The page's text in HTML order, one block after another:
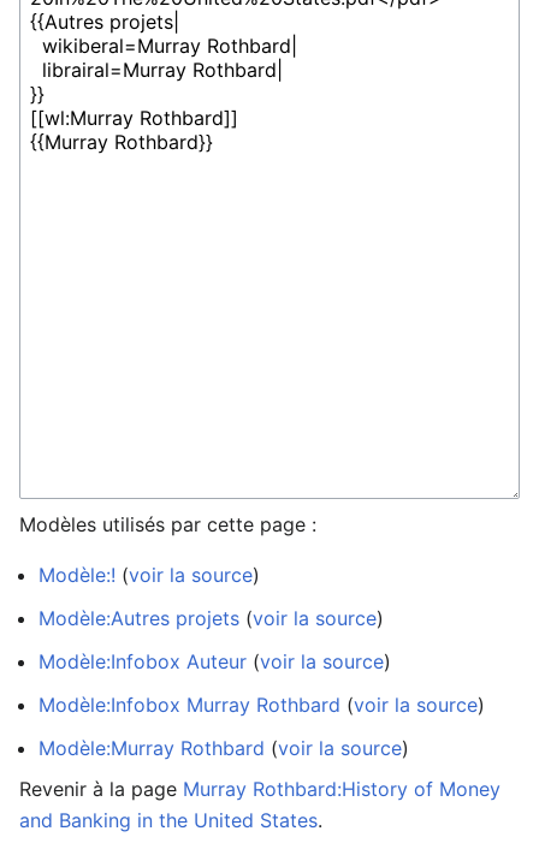
Modèles utilisés par cette page :
Modèle:! (voir la source)
Modèle:Autres projets (voir la source)
Modèle:Infobox Auteur (voir la source)
Modèle:Infobox Murray Rothbard (voir la source)
Modèle:Murray Rothbard (voir la source)
Revenir à la page Murray Rothbard:History of Money
and Banking in the United States.